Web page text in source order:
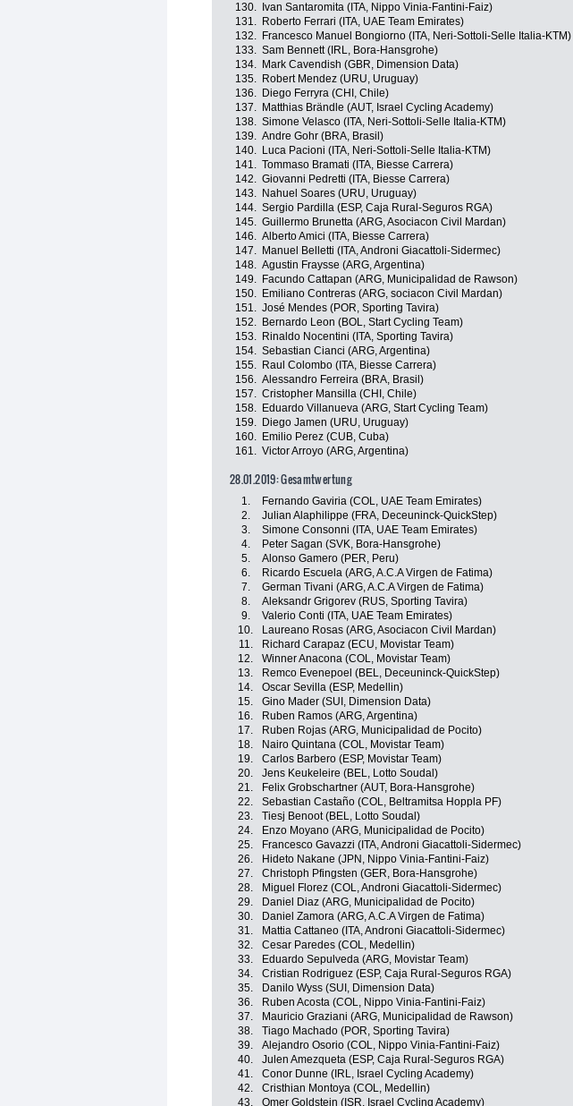
130.
Ivan Santaromita (ITA, Nippo Vinia-Fantini-Faiz)
131.
Roberto Ferrari (ITA, UAE Team Emirates)
132.
Francesco Manuel Bongiorno (ITA, Neri-Sottoli-Selle Italia-KTM)
133. Sam Bennett (IRL, Bora-Hansgrohe)
134.
Mark Cavendish (GBR, Dimension Data)
135.
Robert Mendez (URU, Uruguay)
136.
Diego Ferryra (CHI, Chile)
137.
Matthias Brändle (AUT, Israel Cycling Academy)
138. Simone Velasco (ITA, Neri-Sottoli-Selle Italia-KTM)
139. Andre Gohr (BRA, Brasil)
140.
Luca Pacioni (ITA, Neri-Sottoli-Selle Italia-KTM)
141. Tommaso Bramati (ITA, Biesse Carrera)
142. Giovanni Pedretti (ITA, Biesse Carrera)
143.
Nahuel Soares (URU, Uruguay)
144. Sergio Pardilla (ESP, Caja Rural-Seguros RGA)
145. Guillermo Brunetta (ARG, Asociacon Civil Mardan)
146. Alberto Amici (ITA, Biesse Carrera)
147.
Manuel Belletti (ITA, Androni Giacattoli-Sidermec)
148. Agustin Fraysse (ARG, Argentina)
149.
Facundo Cattapan (ARG, Municipalidad de Rawson)
150.
Emiliano Contreras (ARG, sociacon Civil Mardan)
151. José Mendes (POR, Sporting Tavira)
152.
Bernardo Leon (BOL, Start Cycling Team)
153.
Rinaldo Nocentini (ITA, Sporting Tavira)
154. Sebastian Cianci (ARG, Argentina)
155.
Raul Colombo (ITA, Biesse Carrera)
156. Alessandro Ferreira (BRA, Brasil)
157. Cristopher Mansilla (CHI, Chile)
158.
Eduardo Villanueva (ARG, Start Cycling Team)
159.
Diego Jamen (URU, Uruguay)
160.
Emilio Perez (CUB, Cuba)
161. Victor Arroyo (ARG, Argentina)
28.01.2019: Gesamtwertung
1. Fernando Gaviria (COL, UAE Team Emirates)
2.
Julian Alaphilippe (FRA, Deceuninck-QuickStep)
3.
Simone Consonni (ITA, UAE Team Emirates)
4.
Peter Sagan (SVK, Bora-Hansgrohe)
5.
Alonso Gamero (PER, Peru)
6.
Ricardo Escuela (ARG, A.C.A Virgen de Fatima)
7.
German Tivani (ARG, A.C.A Virgen de Fatima)
8.
Aleksandr Grigorev (RUS, Sporting Tavira)
9.
Valerio Conti (ITA, UAE Team Emirates)
10.
Laureano Rosas (ARG, Asociacon Civil Mardan)
11.
Richard Carapaz (ECU, Movistar Team)
12.
Winner Anacona (COL, Movistar Team)
13.
Remco Evenepoel (BEL, Deceuninck-QuickStep)
14.
Oscar Sevilla (ESP, Medellin)
15.
Gino Mader (SUI, Dimension Data)
16.
Ruben Ramos (ARG, Argentina)
17.
Ruben Rojas (ARG, Municipalidad de Pocito)
18.
Nairo Quintana (COL, Movistar Team)
19.
Carlos Barbero (ESP, Movistar Team)
20.
Jens Keukeleire (BEL, Lotto Soudal)
21.
Felix Grobschartner (AUT, Bora-Hansgrohe)
22.
Sebastian Castaño (COL, Beltramitsa Hoppla PF)
23.
Tiesj Benoot (BEL, Lotto Soudal)
24.
Enzo Moyano (ARG, Municipalidad de Pocito)
25.
Francesco Gavazzi (ITA, Androni Giacattoli-Sidermec)
26.
Hideto Nakane (JPN, Nippo Vinia-Fantini-Faiz)
27.
Christoph Pfingsten (GER, Bora-Hansgrohe)
28.
Miguel Florez (COL, Androni Giacattoli-Sidermec)
29.
Daniel Diaz (ARG, Municipalidad de Pocito)
30.
Daniel Zamora (ARG, A.C.A Virgen de Fatima)
31.
Mattia Cattaneo (ITA, Androni Giacattoli-Sidermec)
32.
Cesar Paredes (COL, Medellin)
33.
Eduardo Sepulveda (ARG, Movistar Team)
34.
Cristian Rodriguez (ESP, Caja Rural-Seguros RGA)
35.
Danilo Wyss (SUI, Dimension Data)
36.
Ruben Acosta (COL, Nippo Vinia-Fantini-Faiz)
37.
Mauricio Graziani (ARG, Municipalidad de Rawson)
38.
Tiago Machado (POR, Sporting Tavira)
39.
Alejandro Osorio (COL, Nippo Vinia-Fantini-Faiz)
40.
Julen Amezqueta (ESP, Caja Rural-Seguros RGA)
41.
Conor Dunne (IRL, Israel Cycling Academy)
42.
Cristhian Montoya (COL, Medellin)
43.
Omer Goldstein (ISR, Israel Cycling Academy)